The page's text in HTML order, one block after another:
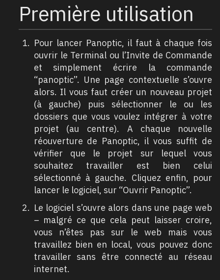
Première utilisation
Pour lancer Panoptic, il faut à chaque fois
ouvrir le Terminal ou l’Invite de Commande
et simplement écrire la commande
“panoptic”. Une page contextuelle s’ouvre
alors. Il vous faut créer un nouveau projet
(à gauche) puis sélectionner le ou les
dossiers que vous voulez intégrer à votre
projet (au centre). A chaque nouvelle
réouverture de Panoptic, il vous suffit de
vérifier que le projet sur lequel vous
souhaitez travailler est bien celui
sélectionné à gauche. Cliquez enfin, pour
lancer le logiciel, sur “Ouvrir Panoptic”.
Le logiciel s’ouvre alors dans une page web
– malgré ce que cela peut laisser croire,
vous n’êtes pas sur le web mais vous
travaillez bien en local, vous pouvez donc
travailler sans être connecté au réseau
internet.